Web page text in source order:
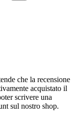
che la recensione
acquistato il
scrivere una
sul nostro shop.